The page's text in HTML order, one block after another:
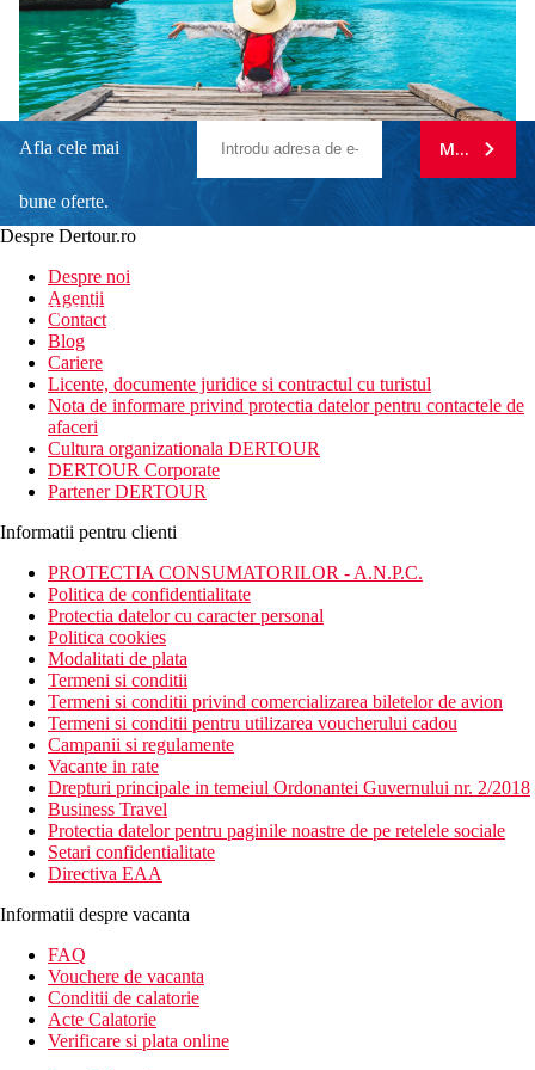
Afla cele mai
bune oferte.
newsletter!
MA
Despre Dertour.ro
Despre noi
Agentii
Contact
Blog
Cariere
Licente, documente juridice si contractul cu turistul
Nota de informare privind protectia datelor pentru contactele de
afaceri
Cultura organizationala DERTOUR
DERTOUR Corporate
Partener DERTOUR
Informatii pentru clienti
PROTECTIA CONSUMATORILOR - A.N.P.C.
Politica de confidentialitate
Protectia datelor cu caracter personal
Politica cookies
Modalitati de plata
Termeni si conditii
Termeni si conditii privind comercializarea biletelor de avion
Termeni si conditii pentru utilizarea voucherului cadou
Campanii si regulamente
Vacante in rate
Drepturi principale in temeiul Ordonantei Guvernului nr. 2/2018
Business Travel
Protectia datelor pentru paginile noastre de pe retelele sociale
Setari confidentialitate
Directiva EAA
Informatii despre vacanta
FAQ
Vouchere de vacanta
Conditii de calatorie
Acte Calatorie
Verificare si plata online